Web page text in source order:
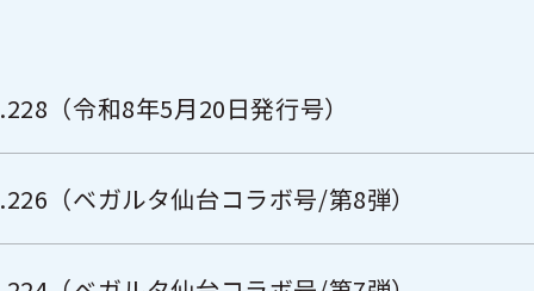
（令和8年5月20日発行号）
（ベガルタ仙台コラボ号/第8弾）